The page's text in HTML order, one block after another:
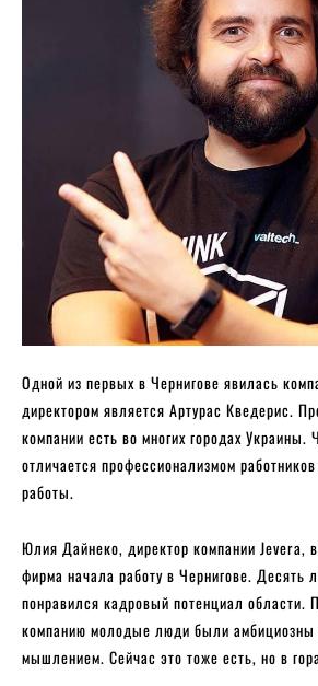
Одной из первых в Чернигове явилась
директором является Артурас Кведерис.
компании есть во многих городах Украины.
отличается профессионализмом
работы.
Юлия Дайнеко, директор компании Jevera,
фирма начала работу в Чернигове. Десять
понравился кадровый потенциал области.
компанию молодые люди были амбициозны
мышлением. Сейчас это тоже есть, но в